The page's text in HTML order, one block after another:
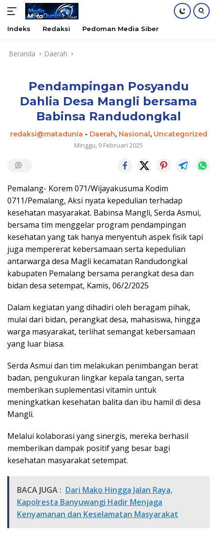
Indeks Redaksi Pedoman Media Siber
Beranda Daerah
Pendampingan Posyandu
Dahlia Desa Mangli bersama
Babinsa Randudongkal
redaksi@matadunia - Daerah, Nasional, Uncategorized
Minggu, 9 Februari 2025
Pemalang- Korem 071/Wijayakusuma Kodim
0711/Pemalang, Aksi nyata kepedulian terhadap
kesehatan masyarakat. Babinsa Mangli, Serda Asmui,
bersama tim menggelar program pendampingan
kesehatan yang tak hanya menyentuh aspek fisik tapi
juga mempererat kebersamaan serta kepedulian
antarwarga desa Magli kecamatan Randudongkal
kabupaten Pemalang bersama perangkat desa dan
bidan desa setempat, Kamis, 06/2/2025
Dalam kegiatan yang dihadiri oleh beragam pihak,
mulai dari bidan, perangkat desa, mahasiswa, hingga
warga masyarakat, terlihat semangat kebersamaan
yang luar biasa.
Serda Asmui dan tim melakukan penimbangan berat
badan, pengukuran lingkar kepala tangan, serta
memberikan suplementasi vitamin untuk
meningkatkan kesehatan balita dan ibu hamil di desa
Mangli.
Melalui kolaborasi yang sinergis, mereka berhasil
memberikan dampak positif yang besar bagi
kesehatan masyarakat setempat.
BACA JUGA : Dari Mako Hingga Jalan Raya,
Kapolresta Banyuwangi Hadir Menjaga
Kenyamanan dan Keselamatan Masyarakat